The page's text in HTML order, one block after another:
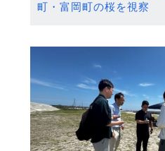
町・富岡町の桜を視察